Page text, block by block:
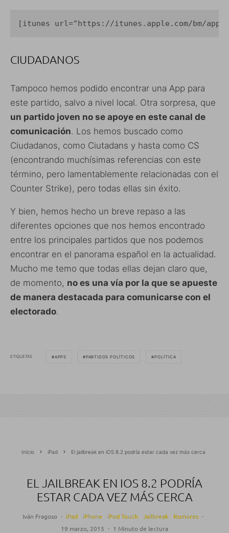
[itunes url="https://itunes.apple.com/bm/app/
CIUDADANOS
Tampoco hemos podido encontrar una App para
este partido, salvo a nivel local. Otra sorpresa, que
un partido joven no se apoye en este canal de
comunicación. Los hemos buscado como
Ciudadanos, como Ciutadans y hasta como CS
(encontrando muchísimas referencias con este
término, pero lamentablemente relacionadas con el
Counter Strike), pero todas ellas sin éxito.
Y bien, hemos hecho un breve repaso a las
diferentes opciones que nos hemos encontrado
entre los principales partidos que nos podemos
encontrar en el panorama español en la actualidad.
Mucho me temo que todas ellas dejan claro que,
de momento, no es una vía por la que se apueste
de manera destacada para comunicarse con el
electorado.
ETIQUETAS APPS PARTIDOS POLÍTICOS POLÍTICA
Inicio iPad El jailbreak en iOS 8.2 podría estar cada vez más cerca
EL JAILBREAK EN IOS 8.2 PODRÍA
ESTAR CADA VEZ MÁS CERCA
Iván Fragoso · iPad iPhone iPod Touch Jailbreak Rumores ·
19 marzo, 2015 · 1 Minuto de lectura